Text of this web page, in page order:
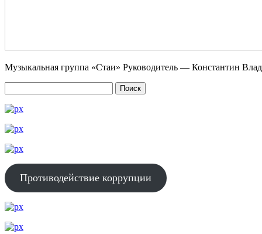
Музыкальная группа «Стаи» Руководитель — Константин
Противодействие коррупции